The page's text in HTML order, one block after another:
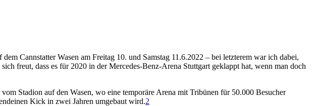
dem Cannstatter Wasen am Freitag 10. und Samstag 11.6.2022 – bei letzterem war ich dabei,
freut, dass es für 2020 in der Mercedes-Benz-Arena Stuttgart geklappt hat, wenn man doch
Stadion auf den Wasen, wo eine temporäre Arena mit Tribünen für 50.000 Besucher
Kick in zwei Jahren umgebaut wird.2